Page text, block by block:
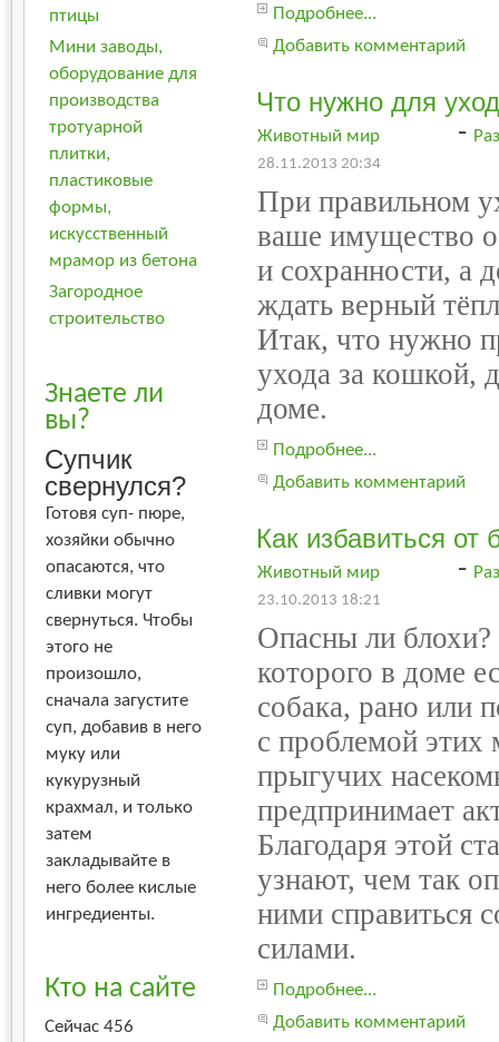
птицы
Мини заводы,
оборудование для
производства
тротуарной
плитки,
пластиковые
формы,
искусственный
мрамор из бетона
Загородное
строительство
Знаете ли
вы?
Супчик
свернулся?
Готовя суп- пюре,
хозяйки обычно
опасаются, что
сливки могут
свернуться. Чтобы
этого не
произошло,
сначала загустите
суп, добавив в него
муку или
кукурузный
крахмал, и только
затем
закладывайте в
него более кислые
ингредиенты.
Кто на сайте
Сейчас 456
Подробнее...
Добавить комментарий
Что нужно для
Животный мир -
28.11.2013 20:34
При правильном
ваше имущество
и сохранности, а
ждать верный
Итак, что нужно
ухода за кошкой,
доме.
Подробнее...
Добавить комментарий
Как избавиться от
Животный мир -
23.10.2013 18:21
Опасны ли
которого в доме
собака, рано или
с проблемой этих
прыгучих
предпринимает
Благодаря этой
узнают, чем так
ними справиться
силами.
Подробнее...
Добавить комментарий